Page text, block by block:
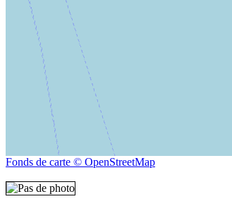
Fonds de carte © OpenStreetMap